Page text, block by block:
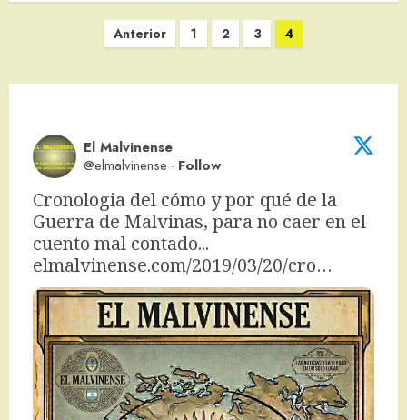
Paginación
entradas
Anterior 1 2 3 4
El Malvinense
@elmalvinense · Follow
Cronologia del cómo y por qué de la
Guerra de Malvinas, para no caer en el
elmalvinense.com/2019/03/20/cro…